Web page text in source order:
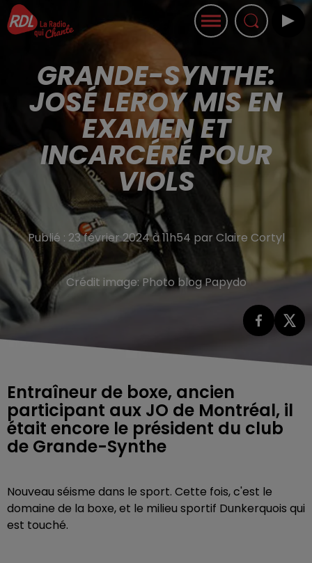
GRANDE-SYNTHE:
JOSÉ LEROY MIS EN
EXAMEN ET
INCARCÉRÉ POUR
VIOLS
Publié : 23 février 2024 à 11h54 par Claire Cortyl
Crédit image:Photo blog Papydo
Entraîneur de boxe, ancien
participant aux JO de Montréal, il
était encore le président du club
de Grande-Synthe
Nouveau séisme dans le sport. Cette fois, c'est le
domaine de la boxe, et le milieu sportif Dunkerquois qui
est touché.